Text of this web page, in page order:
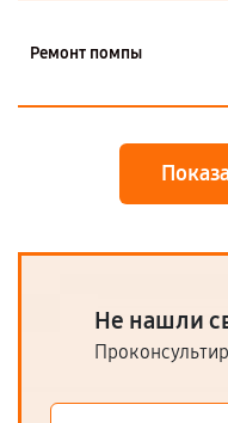
Ремонт помпы
Не нашли